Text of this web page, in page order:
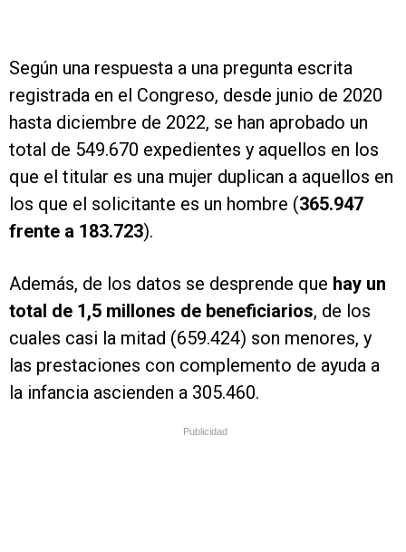
Según una respuesta a una pregunta escrita
registrada en el Congreso, desde junio de 2020
hasta diciembre de 2022, se han aprobado un
total de 549.670 expedientes y aquellos en los
que el titular es una mujer duplican a aquellos en
los que el solicitante es un hombre (365.947
frente a 183.723).
Además, de los datos se desprende que hay un
total de 1,5 millones de beneficiarios, de los
cuales casi la mitad (659.424) son menores, y
las prestaciones con complemento de ayuda a
la infancia ascienden a 305.460.
Publicidad